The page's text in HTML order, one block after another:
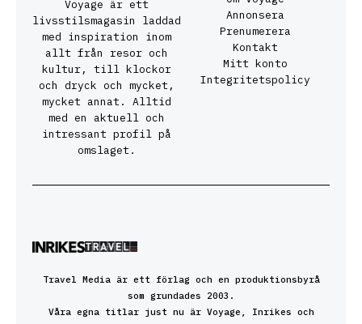
Voyage är ett
livsstilsmagasin laddad
med inspiration inom
allt från resor och
kultur, till klockor
och dryck och mycket,
mycket annat. Alltid
med en aktuell och
intressant profil på
omslaget.
Annonsera
Prenumerera
Kontakt
Mitt konto
Integritetspolicy
Travel Media är ett förlag och en produktionsbyrå
som grundades 2003.
Våra egna titlar just nu är Voyage, Inrikes och